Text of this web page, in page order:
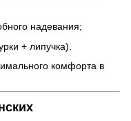
надевания;
+ липучка).
комфорта в